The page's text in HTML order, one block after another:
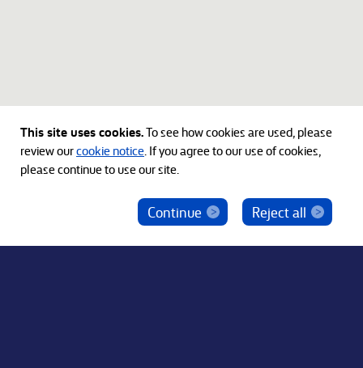
ベインキャピタル社員を騙った投資勧誘にご注意
This site uses cookies.To see how cookies are used, please
review ourcookie notice. If you agree to our use of cookies,
please continue to use our site.
Reject all
Continue